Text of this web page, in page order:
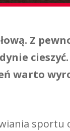
Z
warto